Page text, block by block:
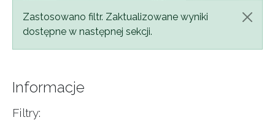
Komunikat
Zastosowano filtr. Zaktualizowane wyniki
dostępne w następnej sekcji.
Informacje
Filtry: